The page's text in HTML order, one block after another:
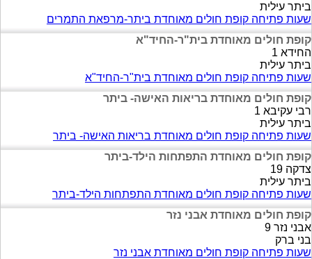
ביתר עילית
שעות פתיחה קופת חולים מאוחדת ביתר-מרפאת התמרים
קופת חולים מאוחדת בית"ר-החיד"א
החידא 1
ביתר עילית
שעות פתיחה קופת חולים מאוחדת בית"ר-החיד"א
קופת חולים מאוחדת בריאות האישה- ביתר
רבי עקיבא 1
ביתר עילית
שעות פתיחה קופת חולים מאוחדת בריאות האישה- ביתר
קופת חולים מאוחדת התפתחות הילד-ביתר
צדקה 19
ביתר עילית
שעות פתיחה קופת חולים מאוחדת התפתחות הילד-ביתר
קופת חולים מאוחדת אבני נזר
אבני נזר 9
בני ברק
שעות פתיחה קופת חולים מאוחדת אבני נזר